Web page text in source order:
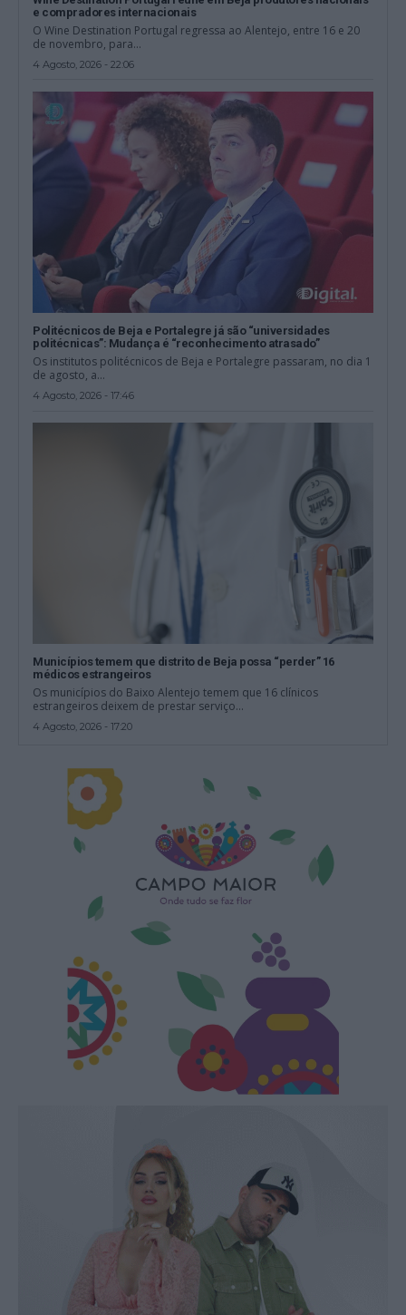
e compradores internacionais
O Wine Destination Portugal regressa ao Alentejo, entre 16 e 20
de novembro, para...
4 Agosto, 2026 - 22:06
Politécnicos de Beja e Portalegre já são “universidades
politécnicas”: Mudança é “reconhecimento atrasado”
Os institutos politécnicos de Beja e Portalegre passaram, no dia 1
de agosto, a...
4 Agosto, 2026 - 17:46
Municípios temem que distrito de Beja possa “perder” 16
médicos estrangeiros
Os municípios do Baixo Alentejo temem que 16 clínicos
estrangeiros deixem de prestar serviço...
4 Agosto, 2026 - 17:20